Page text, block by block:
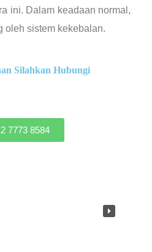
ini. Dalam keadaan normal,
oleh sistem kekebalan.
Silahkan Hubungi
7773 8584